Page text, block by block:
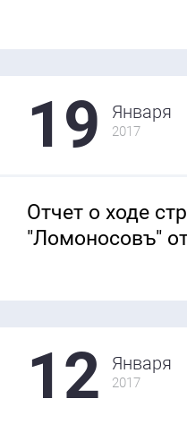
19 Января
2017
Отчет о ходе
"Ломоносовъ"
12 Января
2017